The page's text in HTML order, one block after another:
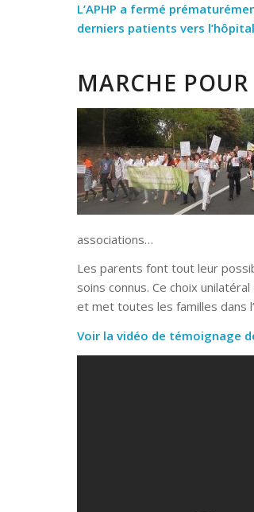
L’APHP a fermé
derniers patients vers
MARCHE
associations…
Les parents font tout leur
soins connus. Ce choix
et met toutes les familles dans
Voir la vidéo de témoignage